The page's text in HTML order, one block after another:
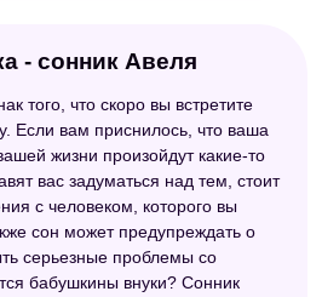
- сонник Авеля
того, что скоро вы встретите
Если вам приснилось, что ваша
жизни произойдут какие-то
вас задуматься над тем, стоит
с человеком, которого вы
сон может предупреждать о
серьезные проблемы со
бабушкины внуки? Сонник